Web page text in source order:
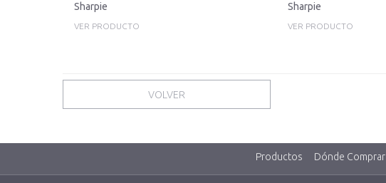
Sharpie
VER PRODUCTO
Sharpie
VER PRODUCTO
VOLVER
Productos Dónde Comprar